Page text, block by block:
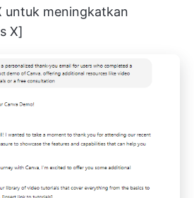
untuk meningkatkan
X]